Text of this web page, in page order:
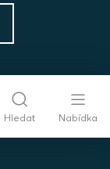
Hledat Nabídka